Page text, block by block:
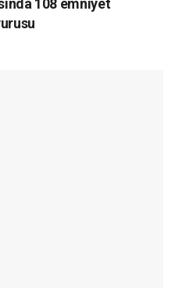
108 emniyet